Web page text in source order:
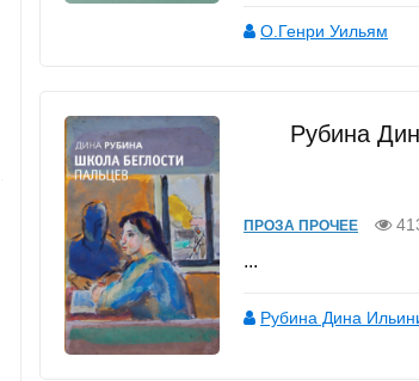
О.Генри Уильям
Рубина
ПРОЗА ПРОЧЕЕ
...
Рубина Дина